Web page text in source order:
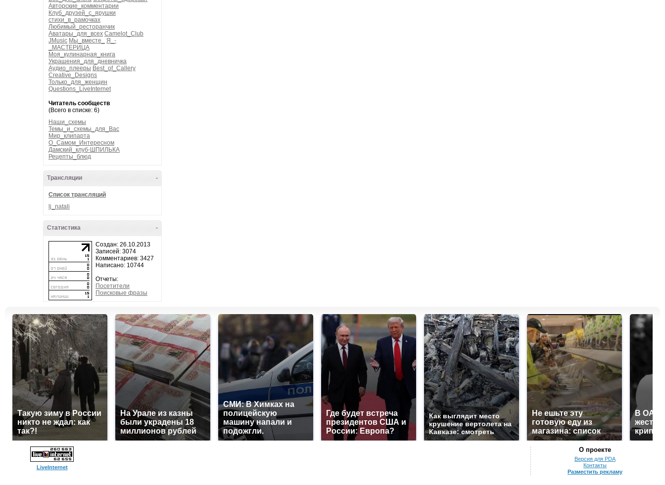
Авторские_комментарии
Клуб_друзей_с_ярушки
стихи_в_рамочках
Любимый_ресторанчик
Аватары_для_всех Camelot_Club
JMusic Мы_вместе_
Я_-
_МАСТЕРИЦА
Моя_кулинарная_книга
Украшения_для_дневничка
Аудио_плееры Best_of_Callery
Creative_Designs
Только_для_женщин
Questions_LiveInternet
Читатель сообществ
(Всего в списке: 6)
Наши_схемы
Темы_и_схемы_для_Вас
Мир_клипарта
О_Самом_Интересном
Дамский_клуб-ШПИЛЬКА
Рецепты_блюд
-
Трансляции
Список трансляций
lj_natali
-
Статистика
Создан: 26.10.2013
Записей: 3074
Комментариев: 3427
Написано: 10744
Отчеты:
Посетители
Поисковые фразы
Такую зиму в России
никто не ждал: как
так?!
На Урале из казны
были украдены 18
миллионов рублей
СМИ: В Химках на
полицейскую
машину напали и
подожгли.
Где будет встреча
президентов США и
России: Европа?
Как выглядит место
крушение вертолета на
Кавказе: смотреть
Не ешьте эту
готовую еду из
магазина: список
В ОАЭ
LiveInternet
О проекте
Версия для PDA
Контакты
Разместить рекламу